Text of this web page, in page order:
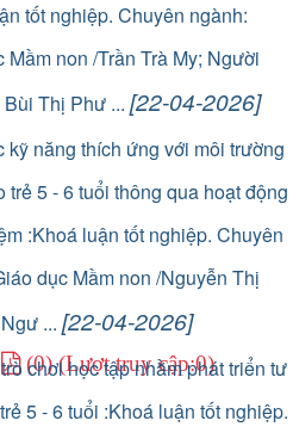
tốt nghiệp. Chuyên ngành:
Mầm non /Trần Trà My; Người
Thị Phư ... [22-04-2026]
(0) (Lượt truy cập:0)
kỹ năng thích ứng với môi trường
trẻ 5 - 6 tuổi thông qua hoạt động
:Khoá luận tốt nghiệp. Chuyên
dục Mầm non /Nguyễn Thị
... [22-04-2026]
(0) (Lượt truy cập:0)
chơi học tập nhằm phát triển tư
5 - 6 tuổi :Khoá luận tốt nghiệp.